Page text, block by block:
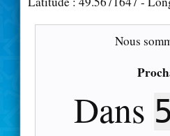
Nous
Dans 5